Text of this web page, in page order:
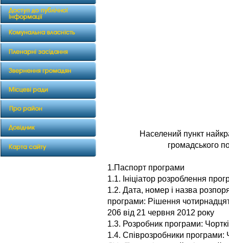
Населений пункт
громадського
1.Паспорт програми
1.1. Ініціатор розроблення
1.2. Дата, номер і назва
програми: Рішення
206 від 21 червня 2012 року
1.3. Розробник програми:
1.4. Співрозробники програми: